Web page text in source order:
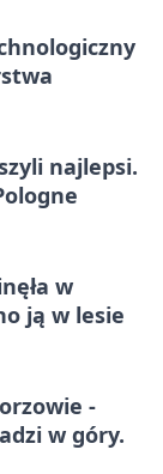
najlepsi.
w
ją w lesie
-
w góry.